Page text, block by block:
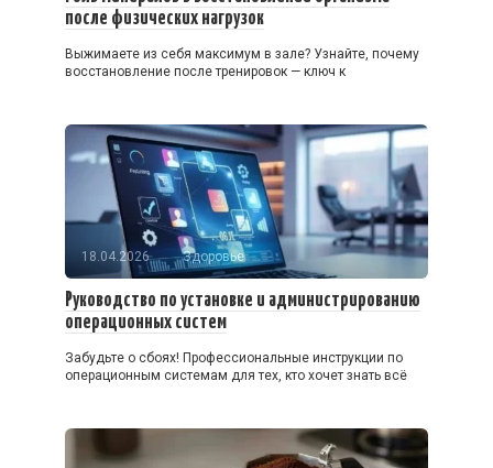
после физических нагрузок
Выжимаете из себя максимум в зале? Узнайте, почему
восстановление после тренировок — ключ к
18.04.2026 Здоровье
Руководство по установке и администрированию
операционных систем
Забудьте о сбоях! Профессиональные инструкции по
операционным системам для тех, кто хочет знать всё